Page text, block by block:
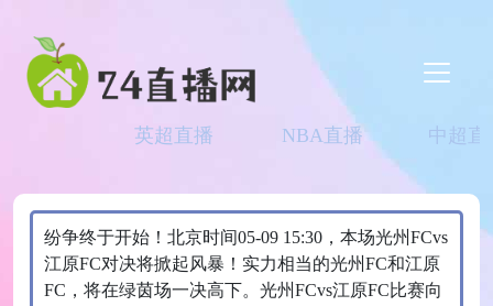
英超直播 NBA直播 中超直
纷争终于开始！北京时间05-09 15:30，本场光州FCvs
江原FC对决将掀起风暴！实力相当的光州FC和江原
FC，将在绿茵场一决高下。光州FCvs江原FC比赛向